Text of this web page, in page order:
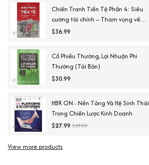
Chiến Tranh Tiền Tệ Phần 4: Siêu
cường tài chính – Tham vọng về
đồng tiền chung châu Á
$36.99
Cổ Phiếu Thường, Lợi Nhuận Phi
Thường (Tái Bản)
$30.99
HBR ON - Nền Tảng Và Hệ Sinh Thái
Trong Chiến Lược Kinh Doanh
$27.99 $29.00
View more products